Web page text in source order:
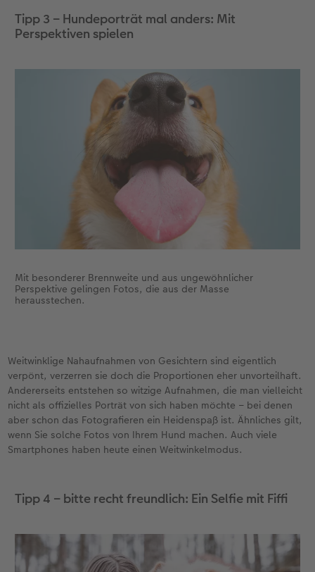
Tipp 3 – Hundeporträt mal anders: Mit
Perspektiven spielen
Mit besonderer Brennweite und aus ungewöhnlicher
Perspektive gelingen Fotos, die aus der Masse
herausstechen.
Weitwinklige Nahaufnahmen von Gesichtern sind eigentlich
verpönt, verzerren sie doch die Proportionen eher unvorteilhaft.
Andererseits entstehen so witzige Aufnahmen, die man vielleicht
nicht als offizielles Porträt von sich haben möchte – bei denen
aber schon das Fotografieren ein Heidenspaß ist. Ähnliches gilt,
wenn Sie solche Fotos von Ihrem Hund machen. Auch viele
Smartphones haben heute einen Weitwinkelmodus.
Tipp 4 – bitte recht freundlich: Ein Selfie mit Fiffi